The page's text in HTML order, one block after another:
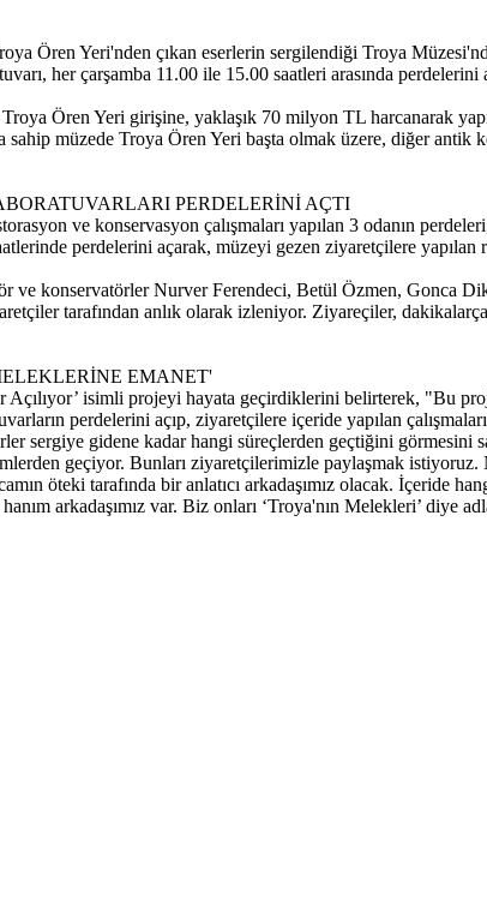
Ören Yeri'nden çıkan eserlerin sergilendiği Troya
her çarşamba 11.00 ile 15.00 saatleri arasında perdelerini
Troya Ören Yeri girişine, yaklaşık 70 milyon TL harcanarak
sahip müzede Troya Ören Yeri başta olmak üzere, diğer
PERDELERİNİ AÇTI
ve konservasyon çalışmaları yapılan 3 odanın
perdelerini açarak, müzeyi gezen ziyaretçilere yapılan
ve konservatörler Nurver Ferendeci, Betül Özmen, Gonca
tarafından anlık olarak izleniyor. Ziyareçiler,
EMANET'
isimli projeyi hayata geçirdiklerini belirterek, "Bu
perdelerini açıp, ziyaretçilere içeride yapılan
sergiye gidene kadar hangi süreçlerden geçtiğini
geçiyor. Bunları ziyaretçilerimizle paylaşmak
öteki tarafında bir anlatıcı arkadaşımız olacak. İçeride
arkadaşımız var. Biz onları ‘Troya'nın Melekleri’